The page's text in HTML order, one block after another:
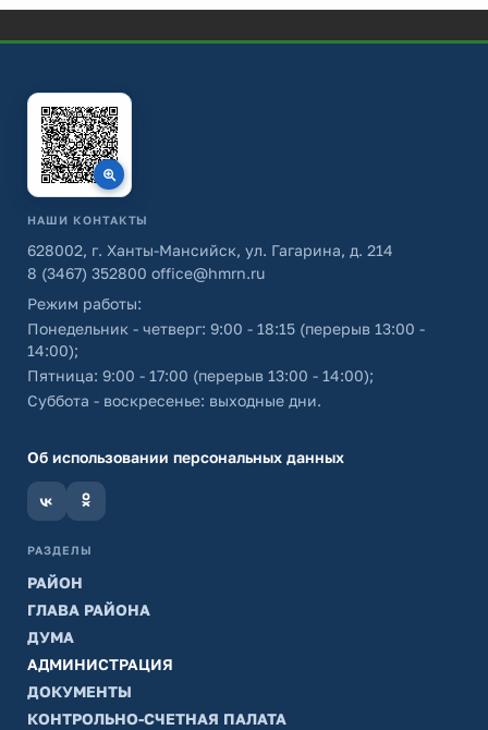
НАШИ КОНТАКТЫ
628002, г. Ханты-Мансийск, ул. Гагарина, д. 214
8 (3467) 352800 office@hmrn.ru
Режим работы:
Понедельник - четверг: 9:00 - 18:15 (перерыв 13:00 -
14:00);
Пятница: 9:00 - 17:00 (перерыв 13:00 - 14:00);
Суббота - воскресенье: выходные дни.
Об использовании персональных данных
РАЗДЕЛЫ
РАЙОН
ГЛАВА РАЙОНА
ДУМА
АДМИНИСТРАЦИЯ
ДОКУМЕНТЫ
КОНТРОЛЬНО-СЧЕТНАЯ ПАЛАТА